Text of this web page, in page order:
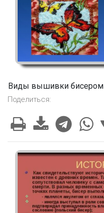
Виды вышивки бисером
Поделиться: